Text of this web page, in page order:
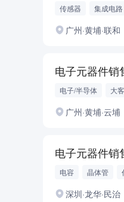
传感器 集成电路
广州·黄埔·联和
电子元器件销
电子/半导体 大
广州·黄埔·云埔
电容 晶体管
深圳·龙华·民治